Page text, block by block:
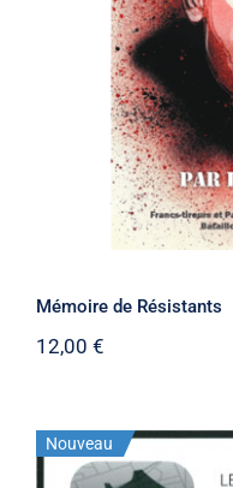
Mémoire de Résistants
12,00 €
Nouveau